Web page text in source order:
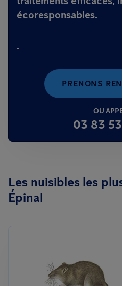
écoresponsables.
.
PRENONS
OU
03 83
Les nuisibles les
Épinal